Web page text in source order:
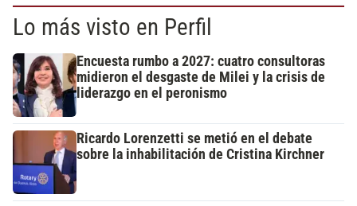
Lo más visto en Perfil
Encuesta rumbo a 2027: cuatro consultoras
midieron el desgaste de Milei y la crisis de
liderazgo en el peronismo
Ricardo Lorenzetti se metió en el debate
sobre la inhabilitación de Cristina Kirchner